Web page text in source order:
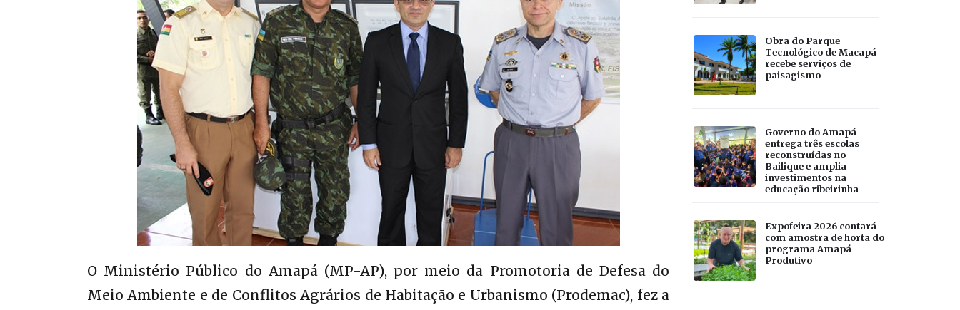
O Ministério Público do Amapá (MP-AP), por meio da Promotoria de Defesa do
Meio Ambiente e de Conflitos Agrários de Habitação e Urbanismo (Prodemac), fez a
Obra do Parque
Tecnológico de Macapá
recebe serviços de
paisagismo
Governo do Amapá
entrega três escolas
reconstruídas no
Bailique e amplia
investimentos na
educação ribeirinha
Expofeira 2026 contará
com amostra de horta do
programa Amapá
Produtivo